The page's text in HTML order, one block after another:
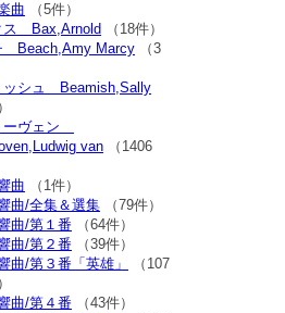
曲 （5件）
ス Bax,Arnold （18件）
Beach,Amy Marcy （3
ッシュ Beamish,Sally
ーヴェン
van （1406
曲 （1件）
曲/全集＆選集 （79件）
曲/第１番 （64件）
曲/第２番 （39件）
曲/第３番「英雄」
（107
曲/第４番 （43件）